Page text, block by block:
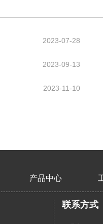
2023-07-28
2023-09-13
2023-11-10
产品中心
联系方式